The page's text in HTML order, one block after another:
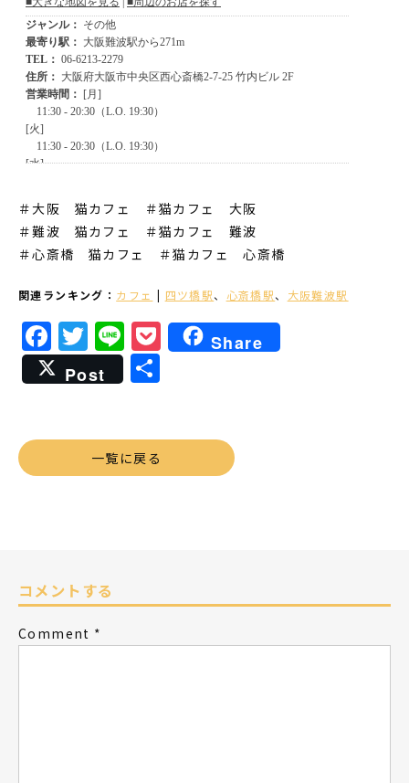
＃大阪 猫カフェ ＃猫カフェ 大阪
＃難波 猫カフェ
＃猫カフェ 難波
＃心斎橋 猫カフェ
＃猫カフェ 心斎橋
関連ランキング： カフェ | 四ツ橋駅、 心斎橋駅、 大阪難波駅
Facebook
Twitter
LinePocket
Share
Post
共
一覧に戻る
コメントする
Comment *